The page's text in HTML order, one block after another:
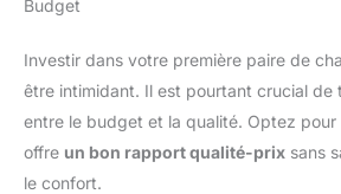
Budget
Investir dans votre première paire de
être intimidant. Il est pourtant crucial de
entre le budget et la qualité. Optez pour
offre un bon rapport qualité-prix sans
le confort.